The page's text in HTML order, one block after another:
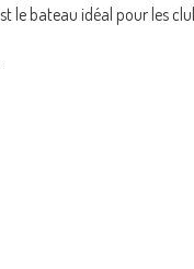
le bateau idéal pour les